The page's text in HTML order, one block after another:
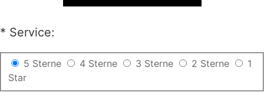
* Service:
5 Sterne 4 Sterne 3 Sterne 2 Sterne
1
Star